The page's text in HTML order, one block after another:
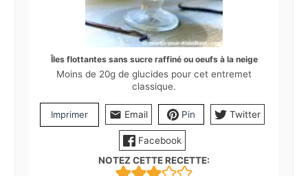
Îles flottantes sans sucre raffiné ou oeufs à la neige
Moins de 20g de glucides pour cet entremet
classique.
Imprimer Email Pin Twitter
Facebook
NOTEZ CETTE RECETTE: